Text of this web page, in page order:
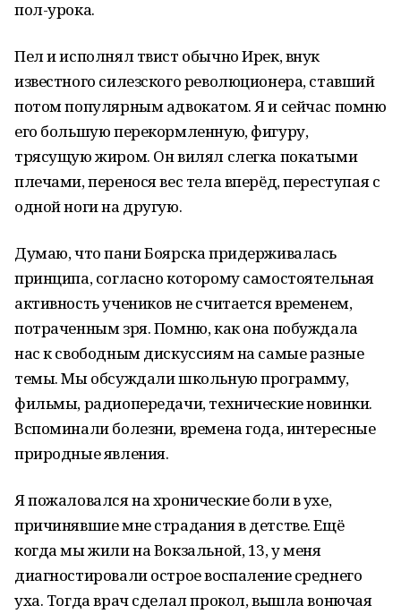
пол-урока.
Пел и исполнял твист обычно Ирек, внук
известного силезского революционера, ставший
потом популярным адвокатом. Я и сейчас помню
его большую перекормленную, фигуру,
трясущую жиром. Он вилял слегка покатыми
плечами, перенося вес тела вперёд, переступая с
одной ноги на другую.
Думаю, что пани Боярска придерживалась
принципа, согласно которому самостоятельная
активность учеников не считается временем,
потраченным зря. Помню, как она побуждала
нас к свободным дискуссиям на самые разные
темы. Мы обсуждали школьную программу,
фильмы, радиопередачи, технические новинки.
Вспоминали болезни, времена года, интересные
природные явления.
Я пожаловался на хронические боли в ухе,
причинявшие мне страдания в детстве. Ещё
когда мы жили на Вокзальной, 13, у меня
диагностировали острое воспаление среднего
уха. Тогда врач сделал прокол, вышла вонючая